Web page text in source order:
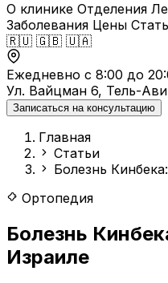
О клинике Отделения
Заболевания Цены
🇷🇺 🇬🇧 🇺🇦
Ежедневно с 8:00 до
Ул. Вайцман 6, Тель-
Записаться на консультацию
Главная
Статьи
Болезнь
Ортопедия
Болезнь
Израиле